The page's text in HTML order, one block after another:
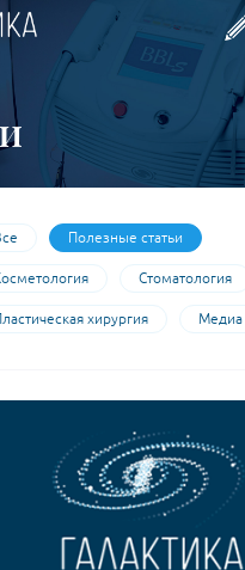
Полезные статьи
Стоматология
хирургия Медиа